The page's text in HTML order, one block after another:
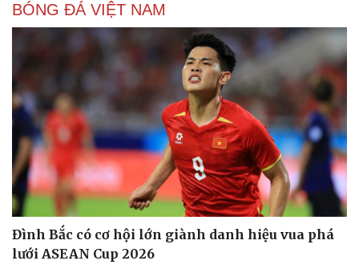
BÓNG ĐÁ VIỆT NAM
Đình Bắc có cơ hội lớn giành danh hiệu vua phá
lưới ASEAN Cup 2026